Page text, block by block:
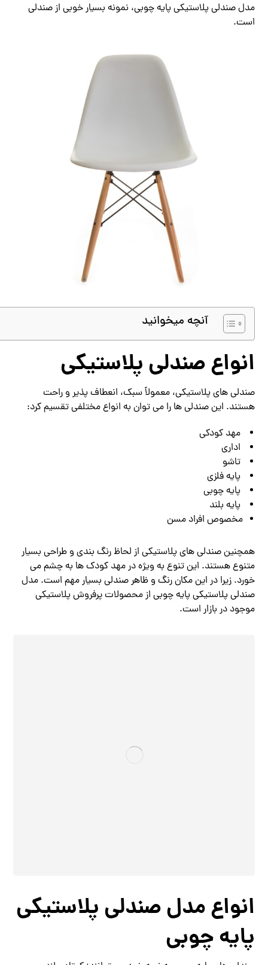
مدل صندلی پلاستیکی پایه چوبی، نمونه بسیار خوبی از صندلی
است.
آنچه میخوانید
انواع صندلی پلاستیکی
صندلی های پلاستیکی، معمولاً سبک، انعطاف پذیر و راحت
هستند. این صندلی ها را می توان به انواع مختلفی تقسیم کرد:
مهد کودکی
اداری
تاشو
پایه فلزی
پایه چوبی
پایه بلند
مخصوص افراد مسن
همچنین صندلی های پلاستیکی از لحاظ رنگ بندی و طراحی بسیار
متنوع هستند. این تنوع به ویژه در مهد کودک ها به چشم می
خورد. زیرا در این مکان رنگ و ظاهر صندلی بسیار مهم است. مدل
صندلی پلاستیکی پایه چوبی از محصولات پرفروش پلاستیکی
موجود در بازار است.
انواع مدل صندلی پلاستیکی
پایه چوبی